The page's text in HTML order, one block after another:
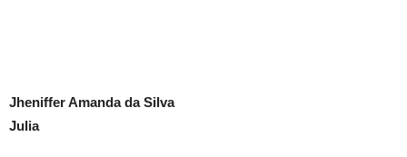
Jheniffer Amanda da Silva
Julia